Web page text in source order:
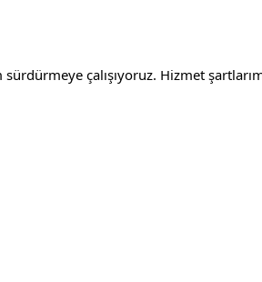
çalışıyoruz. Hizmet